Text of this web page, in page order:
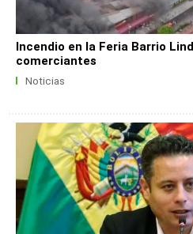
Incendio en la Feria Barrio
comerciantes
Noticias